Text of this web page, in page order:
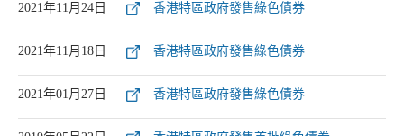
2021年11月24日 香港特區政府發售綠色債券
2021年11月18日 香港特區政府發售綠色債券
2021年01月27日 香港特區政府發售綠色債券